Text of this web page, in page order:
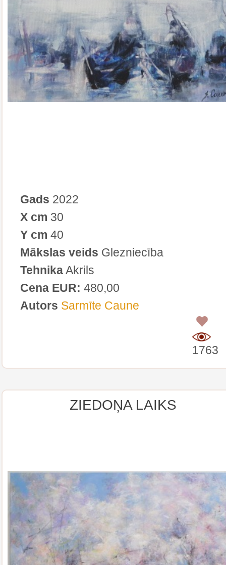
Gads 2022
X cm 30
Y cm 40
Mākslas veids Glezniecība
TehnikaAkrils
Cena EUR: 480,00
Autors Sarmīte Caune
1763
ZIEDOŅA LAIKS